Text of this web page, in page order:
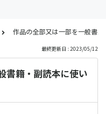
作品の全部又は一部を一般書
最終更新日 : 2023/05/12
書籍・副読本に使い